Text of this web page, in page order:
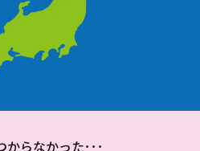
らなかった･･･